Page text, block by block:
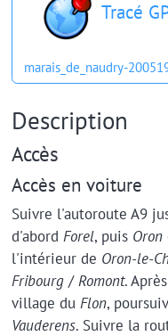
Tracé
marais_de_naudry-
Description
Accès
Accès en voiture
Suivre l'autoroute A9
d'abord Forel, puis Oron
l'intérieur de Oron-le-
Fribourg/Romont.
village du Flon,
Vauderens. Suivre la